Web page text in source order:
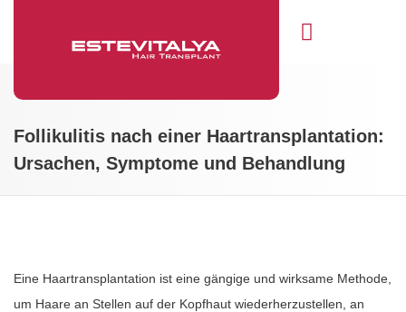
Follikulitis nach einer Haartransplantation:
Ursachen, Symptome und Behandlung
Eine Haartransplantation ist eine gängige und wirksame Methode,
um Haare an Stellen auf der Kopfhaut wiederherzustellen, an